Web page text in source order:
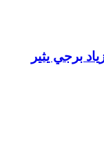
برجي يثير